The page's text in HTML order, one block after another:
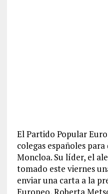
El Partido Popular
colegas españoles
Moncloa. Su líder, el
tomado este viernes
enviar una carta a la